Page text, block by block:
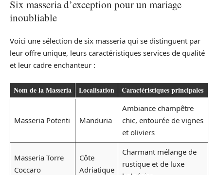
Six masseria d’exception pour un mariage
inoubliable
Voici une sélection de six masseria qui se distinguent par
leur offre unique, leurs caractéristiques services de qualité
et leur cadre enchanteur :
Nom de la Masseria Localisation Caractéristiques principales
Masseria Potenti Manduria
Ambiance champêtre
chic, entourée de vignes
et oliviers
Masseria Torre
Coccaro
Côte
Adriatique
Charmant mélange de
rustique et de luxe